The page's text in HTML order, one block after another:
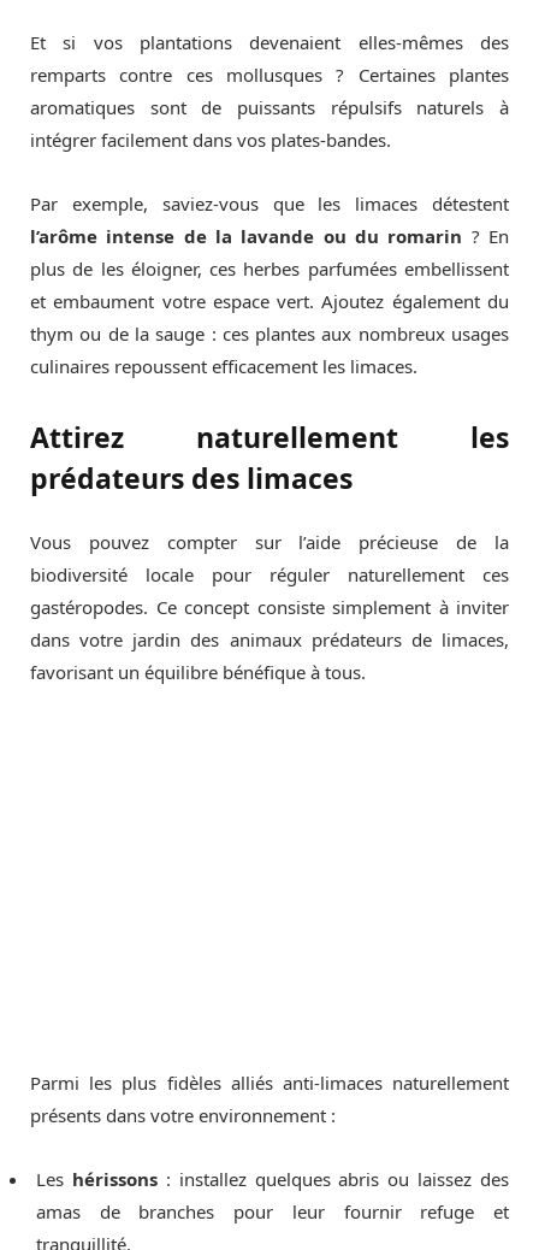
Et si vos plantations devenaient elles-mêmes des
remparts contre ces mollusques ? Certaines plantes
aromatiques sont de puissants répulsifs naturels à
intégrer facilement dans vos plates-bandes.
Par exemple, saviez-vous que les limaces détestent
l’arôme intense de la lavande ou du romarin ? En
plus de les éloigner, ces herbes parfumées embellissent
et embaument votre espace vert. Ajoutez également du
thym ou de la sauge : ces plantes aux nombreux usages
culinaires repoussent efficacement les limaces.
Attirez naturellement les
prédateurs des limaces
Vous pouvez compter sur l’aide précieuse de la
biodiversité locale pour réguler naturellement ces
gastéropodes. Ce concept consiste simplement à inviter
dans votre jardin des animaux prédateurs de limaces,
favorisant un équilibre bénéfique à tous.
Parmi les plus fidèles alliés anti-limaces naturellement
présents dans votre environnement :
Les hérissons: installez quelques abris ou laissez des
amas de branches pour leur fournir refuge et
tranquillité.